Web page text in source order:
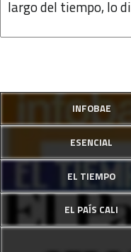
largo del tiempo, lo
INFOBAE
ESENCIAL
EL TIEMPO
EL PAÍS CALI